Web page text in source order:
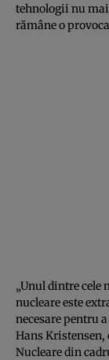
tehnologii nu
rămâne o
„Unul dintre cele
nucleare este
necesare pentru
Hans
Nucleare din